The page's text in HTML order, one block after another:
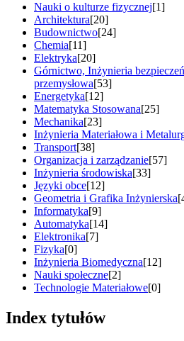
Nauki o kulturze fizycznej[1]
Architektura[20]
Budownictwo[24]
Chemia[11]
Elektryka[20]
Górnictwo, Inżynieria
przemysłowa[53]
Energetyka[12]
Matematyka Stosowana[25]
Mechanika[23]
Inżynieria Materiałowa i
Transport[38]
Organizacja i zarządzanie[57]
Inżynieria środowiska[33]
Języki obce[12]
Geometria i Grafika Inżynierska
Informatyka[9]
Automatyka[14]
Elektronika[7]
Fizyka[0]
Inżynieria Biomedyczna[12]
Nauki społeczne[2]
Technologie Materiałowe[0]
Index tytułów